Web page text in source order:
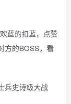
蓝的扣蓝，点赞
方的BOSS，看
兵史诗级大战